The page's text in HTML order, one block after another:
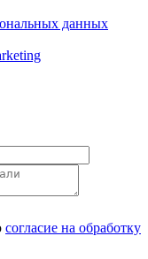
данных
согласие на обработку